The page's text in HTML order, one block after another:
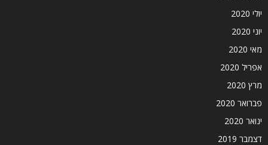
יולי 2020
יוני 2020
מאי 2020
אפריל 2020
מרץ 2020
פברואר 2020
ינואר 2020
דצמבר 2019